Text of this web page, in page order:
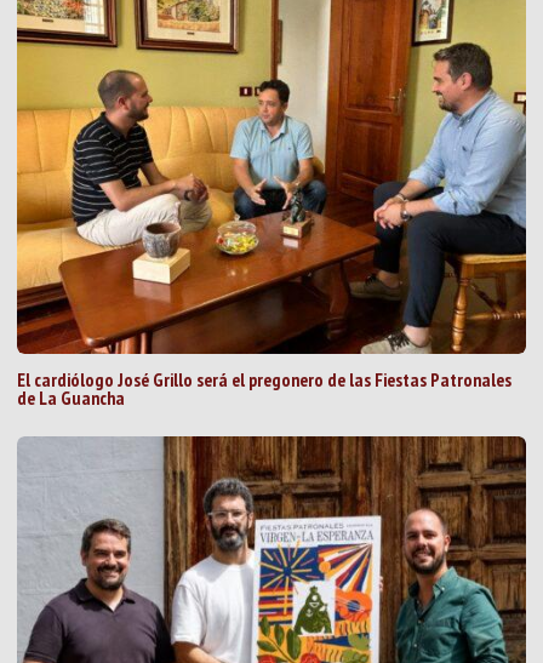
El cardiólogo José Grillo será el pregonero de las Fiestas Patronales
de La Guancha